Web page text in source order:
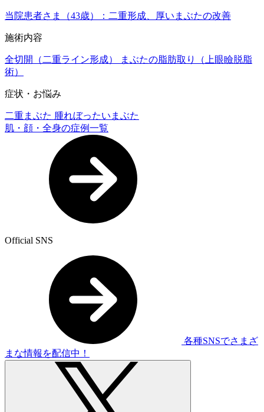
当院患者さま（43歳）：二重形成、厚いまぶたの改善
施術内容
全切開（二重ライン形成）
まぶたの脂肪取り（上眼瞼脱脂
術）
症状・お悩み
二重まぶた 腫れぼったいまぶた
肌・顔・全身の症例一覧
Official SNS
各種SNSでさまざ
まな情報を配信中！